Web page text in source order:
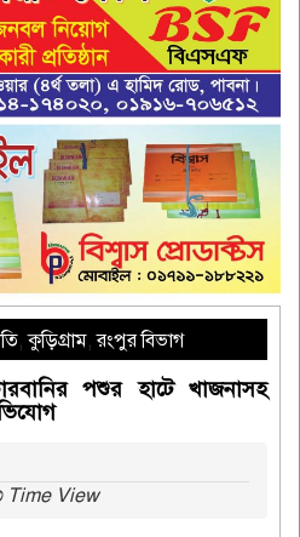
,কুড়িগ্রাম,রংপুর বিভাগ
পশুর হাটে খাজনাসহ
Time View